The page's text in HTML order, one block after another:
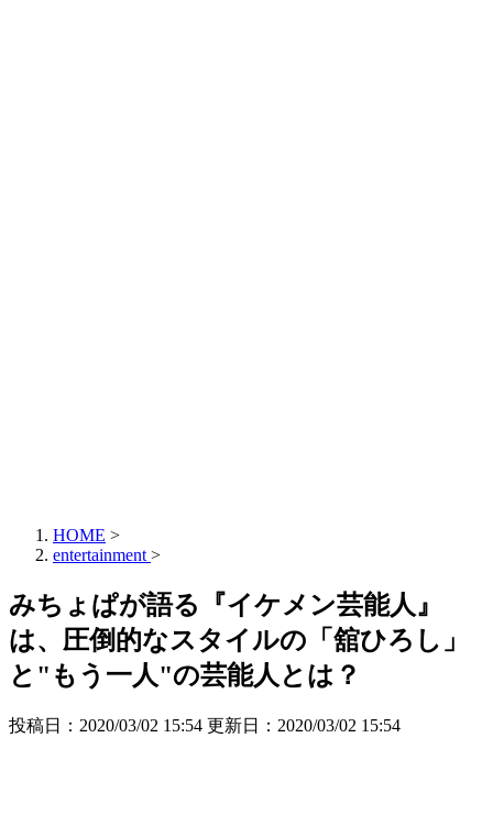
HOME >
entertainment >
みちょぱが語る『イケメン芸能人』
は、圧倒的なスタイルの「舘ひろし」
と"もう一人"の芸能人とは？
投稿日：2020/03/02 15:54 更新日： 2020/03/02 15:54